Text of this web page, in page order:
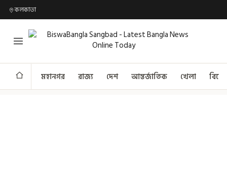
কলকাতা
মহানগর রাজ্য দেশ আন্তর্জাতিক খেলা